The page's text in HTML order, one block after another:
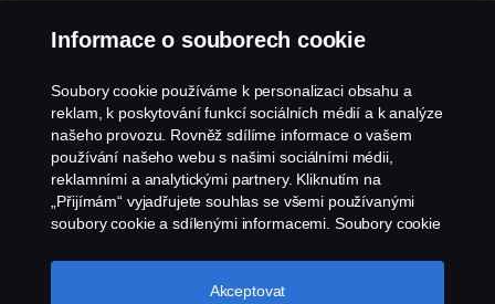
Scania in Your Region: ČESKÁ REPUBLIKA
Právní upozornění
Ochrana osobních údajů
Kontaktujte nás
Informace o souborech cookie
Soubory cookie používáme k personalizaci obsahu a
reklam, k poskytování funkcí sociálních médií a k analýze
našeho provozu. Rovněž sdílíme informace o vašem
používání našeho webu s našimi sociálními médii,
reklamními a analytickými partnery. Kliknutím na
„Přijímám“ vyjadřujete souhlas se všemi používanými
soubory cookie a sdílenými informacemi. Soubory cookie
cookie“ a výběrem kategorií, které chcete přijmout.
Podrobnější vysvětlení toho, jak používáme soubory
Akceptovat